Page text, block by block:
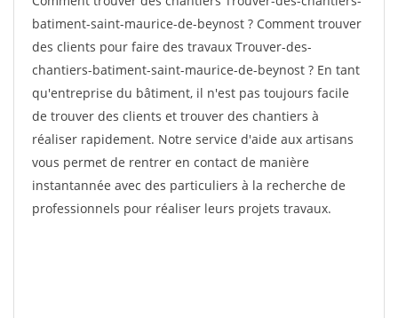
batiment-saint-maurice-de-beynost ? Comment trouver
des clients pour faire des travaux Trouver-des-
chantiers-batiment-saint-maurice-de-beynost ? En tant
qu'entreprise du bâtiment, il n'est pas toujours facile
de trouver des clients et trouver des chantiers à
réaliser rapidement. Notre service d'aide aux artisans
vous permet de rentrer en contact de manière
instantannée avec des particuliers à la recherche de
professionnels pour réaliser leurs projets travaux.